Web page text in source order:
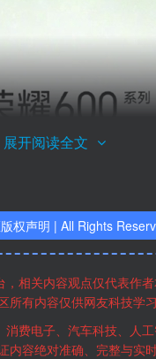
展开阅读全文
权声明 | All Rights
相关内容观点仅代表作
有内容仅供网友科技学
费电子、汽车科技、人工
内容绝对准确、完整与实